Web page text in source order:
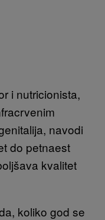
i nutricionista,
navodi
do petnaest
kvalitet
koliko god se